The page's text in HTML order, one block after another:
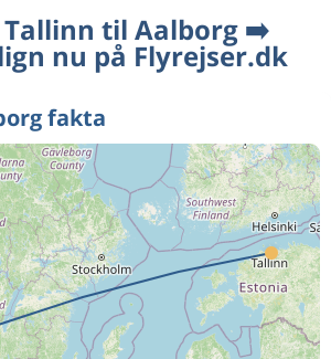
Tallinn til Aalborg ➡️
nu på Flyrejser.dk
fakta